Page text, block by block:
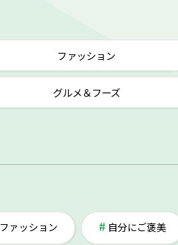
ファッション
グルメ＆フーズ
ファッション 自分にご褒美